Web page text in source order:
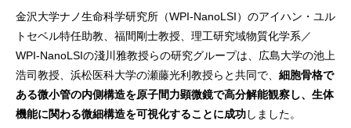
金沢大学ナノ生命科学研究所（WPI-NanoLSI）のアイハン・ユル
トセベル特任助教、福間剛士教授、理工研究域物質化学系／
WPI-NanoLSIの淺川雅教授らの研究グループは、広島大学の池上
浩司教授、浜松医科大学の瀬藤光利教授らと共同で、 細胞骨格で
ある微小管の内側構造を原子間力顕微鏡で高分解能観察し、生体
機能に関わる微細構造を可視化することに成功しました。